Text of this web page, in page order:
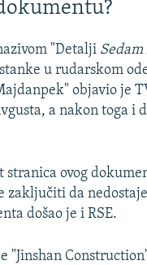
"Detalji
u rudarskom
objavio je
a nakon toga i
stranica ovog
zaključiti da
došao je i RSE.
"Jinshan